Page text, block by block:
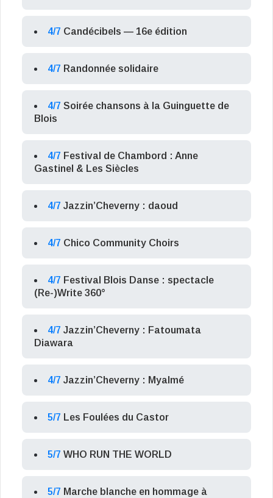
4/7 Candécibels — 16e édition
4/7 Randonnée solidaire
4/7 Soirée chansons à la Guinguette de
Blois
4/7 Festival de Chambord : Anne
Gastinel & Les Siècles
4/7 Jazzin’Cheverny : daoud
4/7 Chico Community Choirs
4/7 Festival Blois Danse : spectacle
(Re-)Write 360°
4/7 Jazzin’Cheverny : Fatoumata
Diawara
4/7 Jazzin’Cheverny : Myalmé
5/7 Les Foulées du Castor
5/7 WHO RUN THE WORLD
5/7 Marche blanche en hommage à